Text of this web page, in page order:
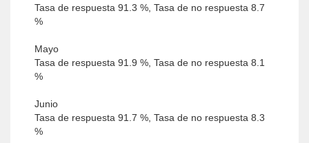
Tasa de respuesta 91.3 %, Tasa de no respuesta 8.7
%
Mayo
Tasa de respuesta 91.9 %, Tasa de no respuesta 8.1
%
Junio
Tasa de respuesta 91.7 %, Tasa de no respuesta 8.3
%